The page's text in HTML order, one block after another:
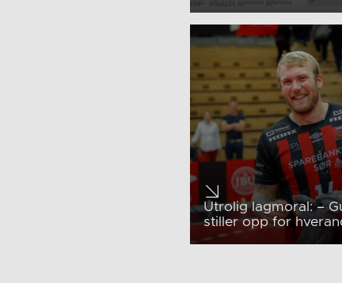
Utrolig lagmoral: –
stiller opp for